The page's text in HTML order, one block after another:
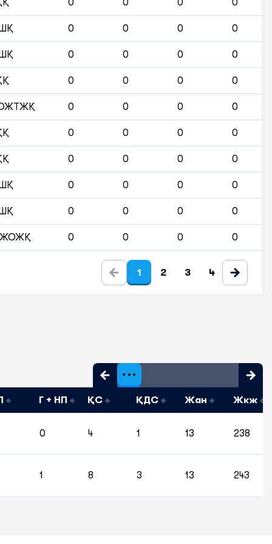
0 0 0 0
0 0 0 0
0 0 0 0
0 0 0 0
0 0 0 0
0 0 0 0
0 0 0 0
0 0 0 0
0 0 0 0
0 0 0 0
1 2 3 4
Г + НП ҚС ҚДС Жан Жкж
0 4 1 13 238
1 8 3 13 243